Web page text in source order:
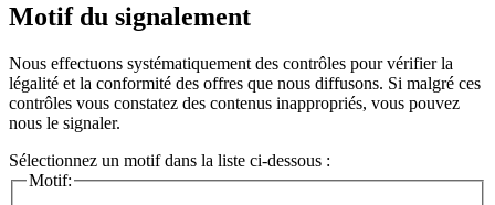
Motif du signalement
Nous effectuons systématiquement des contrôles pour vérifier la
légalité et la conformité des offres que nous diffusons. Si malgré ces
contrôles vous constatez des contenus inappropriés, vous pouvez
nous le signaler.
Sélectionnez un motif dans la liste ci-dessous :
Motif: